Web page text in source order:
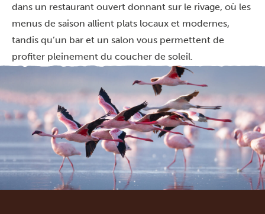
dans un restaurant ouvert donnant sur le rivage, où les
menus de saison allient plats locaux et modernes,
tandis qu’un bar et un salon vous permettent de
profiter pleinement du coucher de soleil.